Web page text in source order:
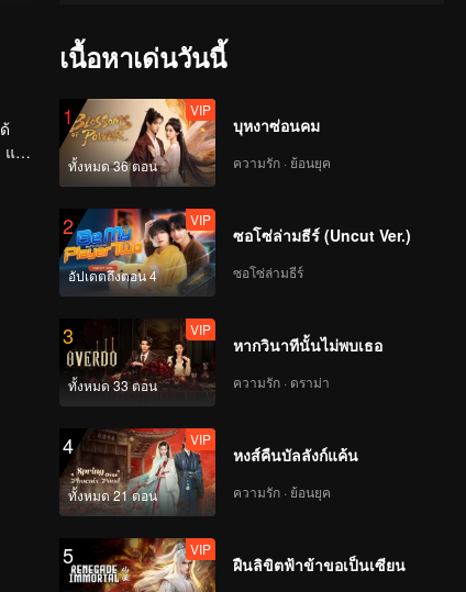
แต่
สู้
เนื้อหาเด่นวันนี้
1
ทั้งหมด 36 ตอน
VIP
บุหงาซ่อนคม
ความรัก · ย้อนยุค
2
อัปเดตถึงตอน 4
VIP
ซอโซ่ล่ามธีร์ (Uncut Ver.)
ซอโซ่ล่ามธีร์
3
ทั้งหมด 33 ตอน
VIP
หากวินาทีนั้นไม่พบเธอ
ความรัก · ดราม่า
4
ทั้งหมด 21 ตอน
VIP
หงส์คืนบัลลังก์แค้น
ความรัก · ย้อนยุค
5 VIP
ฝืนลิขิตฟ้าข้าขอเป็นเซียน